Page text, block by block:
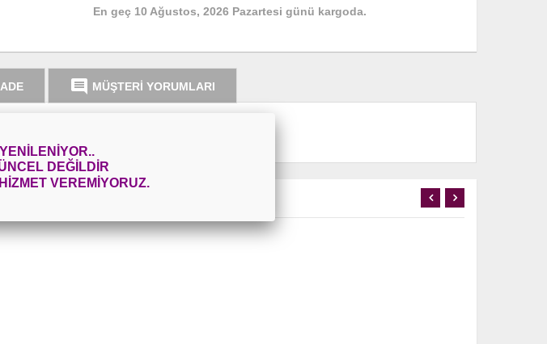
En geç 10 Ağustos, 2026 Pazartesi günü kargoda.
comment MÜŞTERİ YORUMLARI
çelikten üretilmiş metal kurabiye kalıbı.
DEĞİLDİR
VEREMİYORUZ.